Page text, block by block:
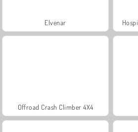
Elvenar
Offroad Crash Climber 4X4